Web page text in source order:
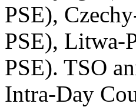
PSE),
PSE), Litwa-
PSE). TSO
Intra-Day